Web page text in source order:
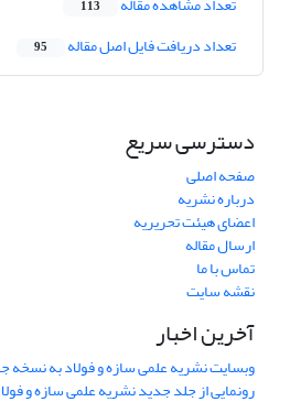
113
تعداد دریافت فایل اصل مقاله 95
دسترسی سریع
صفحه اصلی
درباره نشریه
اعضای هیئت تحریریه
ارسال مقاله
تماس با ما
نقشه سایت
آخرین اخبار
وبسایت نشریه علمی سازه و فولاد به
رونمایی از جلد جدید نشریه علمی سازه و